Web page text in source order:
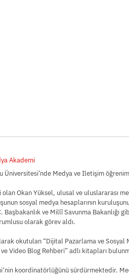
Akademi
Üniversitesi’nde Medya ve İletişim
Okan Yüksel, ulusal ve uluslararası
sosyal medya hesaplarının
Başbakanlık ve Millî Savunma Bakanlığı
olarak görev aldı.
okutulan “Dijital Pazarlama ve Sosyal
Video Blog Rehberi” adlı kitapları
koordinatörlüğünü sürdürmektedir.